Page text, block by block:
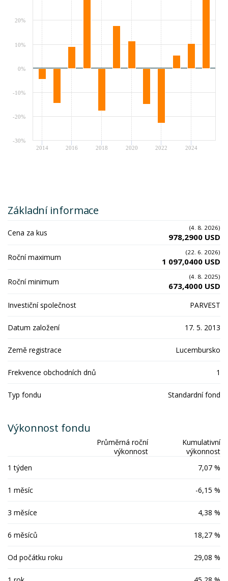
2014 2016 2018 2020 2022 2024
-30%
-20%
-10%
0%
10%
20%
Základní informace
Cena za kus (4. 8. 2026)
978,2900 USD
Roční maximum (22. 6. 2026)
1 097,0400 USD
Roční minimum (4. 8. 2025)
673,4000 USD
Investiční společnost PARVEST
Datum založení 17. 5. 2013
Země registrace Lucembursko
Frekvence obchodních dnů 1
Typ fondu Standardní fond
Výkonnost fondu
Průměrná roční
výkonnost
Kumulativní
výkonnost
1 týden
7,07 %
1 měsíc -6,15 %
3 měsíce 4,38 %
6 měsíců 18,27 %
Od počátku roku 29,08 %